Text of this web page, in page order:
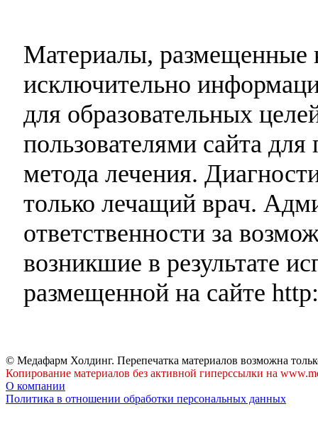
Материалы, размещенные
исключительно
для образовательных
пользователями сайта
метода лечения.
только лечащий врач.
ответственности за
возникшие в результате
размещенной на сайте
© Медафарм Холдинг. Перепечатка материалов возможна
Копирование материалов без активной гиперссылки на
О компании
Политика в отношении обработки персональных данных